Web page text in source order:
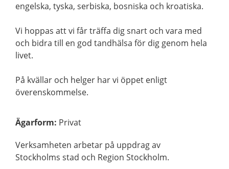
engelska, tyska, serbiska, bosniska och kroatiska.
Vi hoppas att vi får träffa dig snart och vara med
och bidra till en god tandhälsa för dig genom hela
livet.
På kvällar och helger har vi öppet enligt
överenskommelse.
Ägarform: Privat
Verksamheten arbetar på uppdrag av
Stockholms stad och Region Stockholm.